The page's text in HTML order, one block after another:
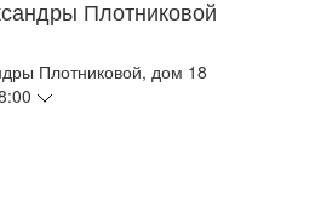
Плотниковой
Плотниковой, дом 18